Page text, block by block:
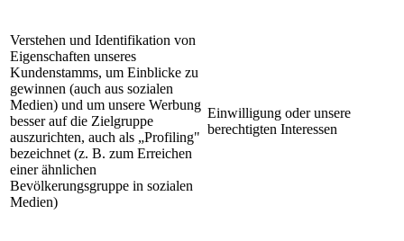
Verstehen und Identifikation von
Eigenschaften unseres
Kundenstamms, um Einblicke zu
gewinnen (auch aus sozialen
Medien) und um unsere Werbung
besser auf die Zielgruppe
auszurichten, auch als „Profiling"
bezeichnet (z. B. zum Erreichen
einer ähnlichen
Bevölkerungsgruppe in sozialen
Medien)
Einwilligung oder unsere
berechtigten Interessen